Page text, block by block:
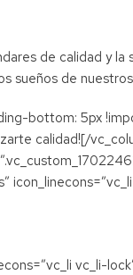
de calidad y
sueños de
bottom: 5px
calidad![/
vc_li-